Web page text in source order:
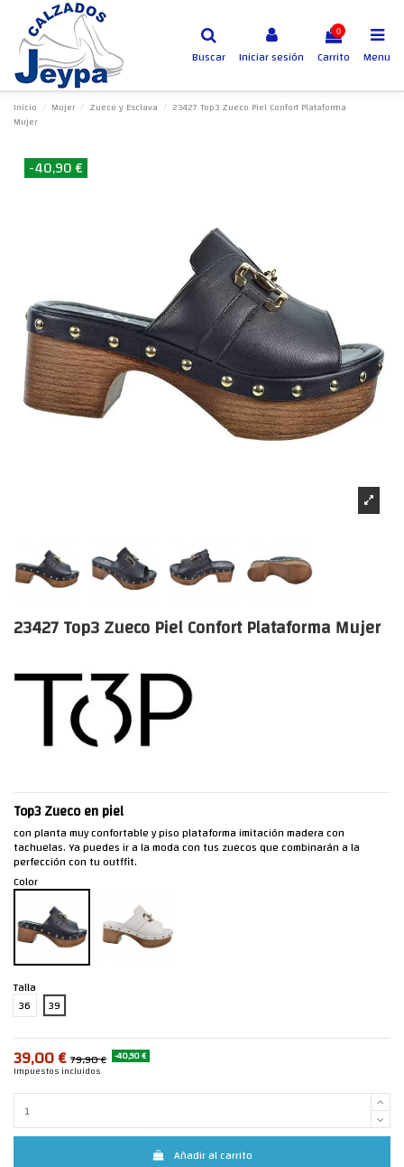
Buscar Iniciar sesión
0
Carrito Menu
Inicio Mujer Zueco y Esclava
23427 Top3 Zueco Piel Confort Plataforma
Mujer
-40,90 €
23427 Top3 Zueco Piel Confort Plataforma Mujer
Top3 Zueco en piel
con planta muy confortable y piso plataforma imitación madera con
tachuelas. Ya puedes ir a la moda con tus zuecos que combinarán a la
perfección con tu outffit.
Color
Talla
36
39
39,00 € 79,90 € -40,90 €
Impuestos incluidos
Añadir al carrito